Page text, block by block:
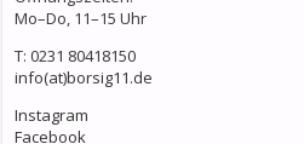
Mo–Do, 11–15 Uhr
T: 0231 80418150
info(at)borsig11.de
Instagram
Facebook